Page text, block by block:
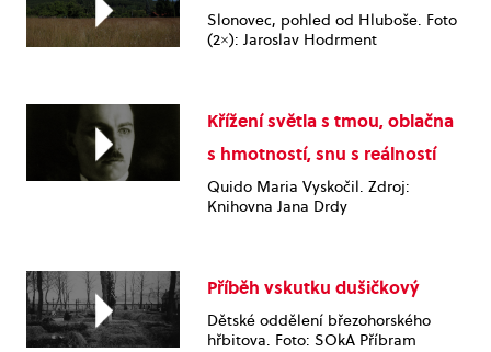
Slonovec, pohled od Hluboše. Foto
(2×): Jaroslav Hodrment
Křížení světla s tmou, oblačna
s hmotností, snu s reálností
Quido Maria Vyskočil. Zdroj:
Knihovna Jana Drdy
Příběh vskutku dušičkový
Dětské oddělení březohorského
hřbitova. Foto: SOkA Příbram